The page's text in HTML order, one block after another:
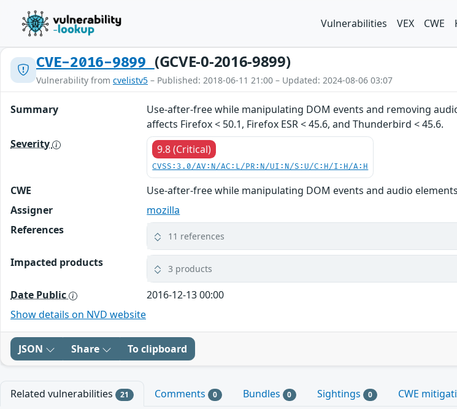
Vulnerabilities VEX CWE
CVE-2016-9899 (GCVE-0-2016-9899)
Vulnerability from cvelistv5 – Published: 2018-06-11 21:00 – Updated: 2024-08-06 03:07
Summary
Use-after-free while manipulating DOM events and removing
affects Firefox < 50.1, Firefox ESR < 45.6, and Thunderbird < 45.6.
Severity
9.8 (Critical)
CVSS:3.0/AV:N/AC:L/PR:N/UI:N/S:U/C:H/I:H/A:H
CWE
Use-after-free while manipulating DOM events and audio elements
Assigner
mozilla
References
11 references
Impacted products 3 products
Date Public
2016-12-13 00:00
Show details on NVD website
JSON Share To clipboard
Related vulnerabilities 21 Comments 0 Bundles 0 Sightings 0 CWE